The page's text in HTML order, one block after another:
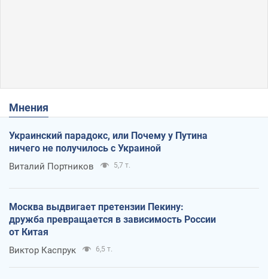
Мнения
Украинский парадокс, или Почему у Путина
ничего не получилось с Украиной
Виталий Портников 5,7 т.
Москва выдвигает претензии Пекину:
дружба превращается в зависимость России
от Китая
Виктор Каспрук 6,5 т.